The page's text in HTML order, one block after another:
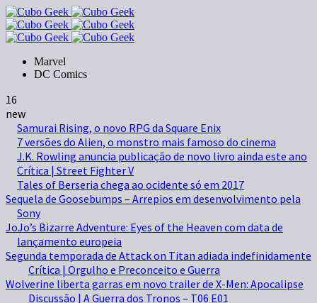
Marvel
DC Comics
16
new
Samurai Rising, o novo RPG da Square Enix
7 versões do Alien, o monstro mais famoso do cinema
J.K. Rowling anuncia publicação de novo livro ainda este ano
Crítica | Street Fighter V
Tales of Berseria chega ao ocidente só em 2017
Sequela de Goosebumps – Arrepios em desenvolvimento pela
Sony
JoJo’s Bizarre Adventure: Eyes of the Heaven com data de
lançamento europeia
Segunda temporada de Attack on Titan adiada indefinidamente
Crítica | Orgulho e Preconceito e Guerra
Wolverine liberta garras em novo trailer de X-Men: Apocalipse
Discussão | A Guerra dos Tronos – T06 E01